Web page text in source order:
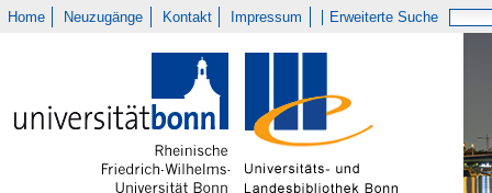
Home Neuzugänge Kontakt Impressum Erweiterte Suche